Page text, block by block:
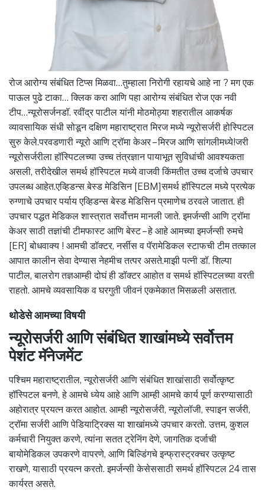
रोज आरोग्य संबंधित टिप्स मिळवा…तुम्हाला निरोगी रहायचे आहे ना ? मग एक
पाऊल पुढे टाका… क्लिक करा आणि पहा आरोग्य संबंधित रोज एक नवी
टीप…न्यूरोसर्जनडॉ. रवींद्र पाटील यांनी मोठमोठ्या शहरातील आकर्षक
व्यावसायिक संधी सोडून दक्षिण महाराष्ट्रात मिरज मध्ये न्यूरोसर्जरी होस्पिटल
सुरु केले.परवडणारी न्यूरो आणि ट्रॉमा केअर – मिरज आणि सांगलीमध्ये!जरी
न्यूरोसर्जरीला हॉस्पिटलच्या उच्च तंत्रज्ञान पायाभूत सुविधांची आवश्यकता
असली, तरीदेखील समर्थ हॉस्पिटल मध्ये वाजवी किंमतीत उच्च दर्जाचे उपचार
उपलब्ध आहेत.एव्हिडन्स बेस्ड मेडिसिन [EBM]समर्थ हॉस्पिटल मध्ये प्रत्येक
रुग्णाचे उपचार पर्याय एव्हिडन्स बेस्ड मेडिसिन प्रमाणेच ठरवले जातात. ही
उपचार पद्धत मेडिकल शास्त्रात सर्वोत्तम मानली जाते. इमर्जन्सी आणि ट्रॉमा
केअर साठी तज्ञांची टीमफास्ट आणि बेस्ट – हे आहे आमच्या इमर्जन्सी रुमचे
[ER] बोधवाक्य ! आमची डॉक्टर, नर्सीस व पॅरामेडिकल स्टाफची टीम तत्काल
आपात कालीन सेवा देण्यास नेहमीच तत्पर असते.माझी पत्नी डॉ. शिल्पा
पाटील, बालरोग तज्ञआम्ही दोघं ही डॉक्टर आहोत व समर्थ हॉस्पिटलच्या वरती
राहतो. आमचे व्यवसायिक व घरगुती जीवनं एकमेकात मिसळली असतात.
थोडेसे आमच्या विषयी
न्यूरोसर्जरी आणि संबंधित शाखांमध्ये सर्वोत्तम
पेशंट मॅनेजमेंट
पश्चिम महाराष्ट्रातील, न्यूरोसर्जरी आणि संबंधित शाखांसाठी सर्वोत्कृष्ट
हॉस्पिटल बनणे, हे आमचे ध्येय आहे आणि आम्ही आमचे कार्य पूर्ण करण्यासाठी
अहोरात्र प्रयत्न करत आहोत. आम्ही न्यूरोसर्जरी, न्यूरोलॉजी, स्पाइन सर्जरी,
ट्रॉमा सर्जरी आणि पेडियाट्रिक्स या शाखांमध्ये उपचार करतो. उत्तम, कुशल
कर्मचारी नियुक्त करणे, त्यांना सतत ट्रेनिंग देणे, जागतिक दर्जाची
बायोमेडिकल उपकरणे वापरणे, आणि बिल्डिंगचे इन्फ्रास्ट्रक्चर उत्कृष्ट
राखणे, यासाठी प्रयत्न करतो. इमर्जन्सी केसेससाठी समर्थ हॉस्पिटल 24 तास
कार्यरत असते.